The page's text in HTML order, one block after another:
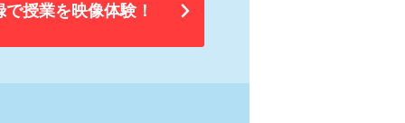
授業を映像体験！